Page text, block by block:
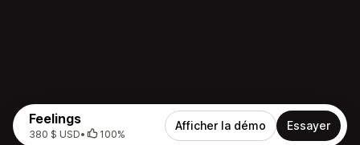
Feelings
380 $ USD• 100%
Afficher la démo Essayer